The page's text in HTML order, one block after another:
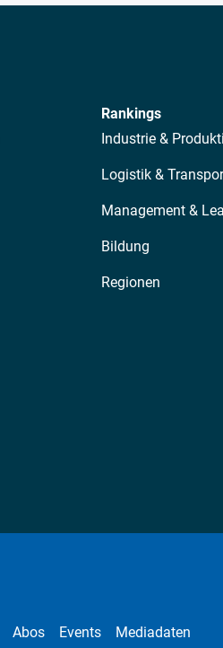
Rankings
Industrie &
Logistik &
Management &
Bildung
Regionen
Abos Events Mediadaten